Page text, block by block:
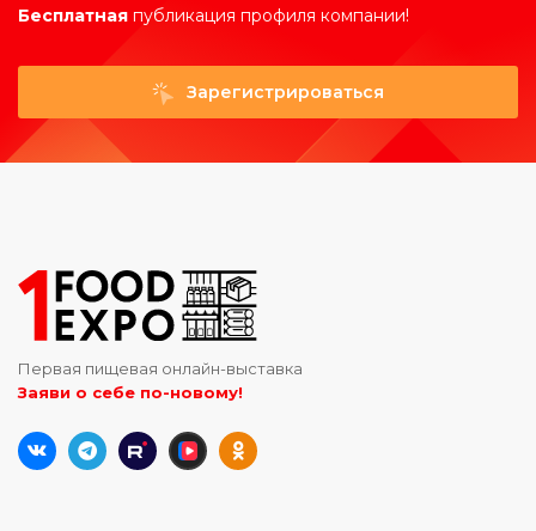
Бесплатная публикация профиля компании!
Зарегистрироваться
Первая пищевая онлайн-выставка
Заяви о себе по-новому!